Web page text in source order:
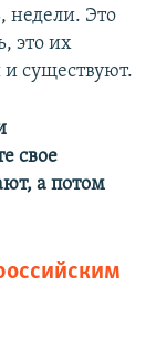
недели. Это
это их
и существуют.
свое
а потом